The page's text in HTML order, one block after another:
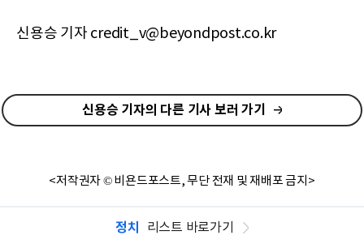
신용승 기자 credit_v@beyondpost.co.kr
신용승 기자의 다른 기사 보러 가기
<저작권자 © 비욘드포스트, 무단 전재 및 재배포 금지>
정치 리스트 바로가기